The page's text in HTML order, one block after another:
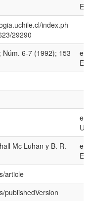
ES
index.ph
29290
Núm. 6-7 (1992); 153
es-
ES
en-
US
Mc Luhan y B. R.
es-
ES
article
publishedVersion